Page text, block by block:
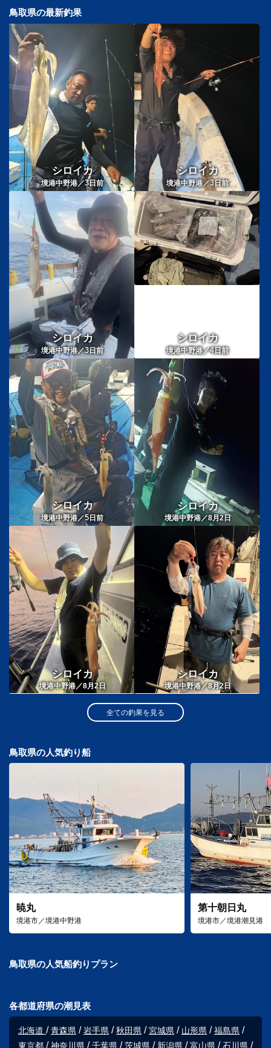
鳥取県の最新釣果
シロイカ
境港中野港／3日前
シロイカ
境港中野港／3日前
シロイカ
境港中野港／3日前
シロイカ
境港中野港／4日前
シロイカ
境港中野港／5 日前
シロイカ
境港中野港／8月2日
シロイカ
境港中野港／8月2日
シロイカ
境港中野港／8月2日
全ての釣果を見る
鳥取県の人気釣り船
暁丸
境港市／境港中野港
第十朝日丸
境港市／境港潮見港
鳥取県の人気船釣りプラン
各都道府県の潮見表
北海道 青森県 岩手県 秋田県 宮城県 山形県
福島県
東京都
神奈川県 千葉県 茨城県 新潟県 富山県
石川県